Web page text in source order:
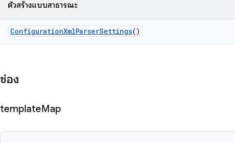
ตัวสร้างแบบสาธารณะ
ConfigurationXmlParserSettings()
ช่อง
templateMap